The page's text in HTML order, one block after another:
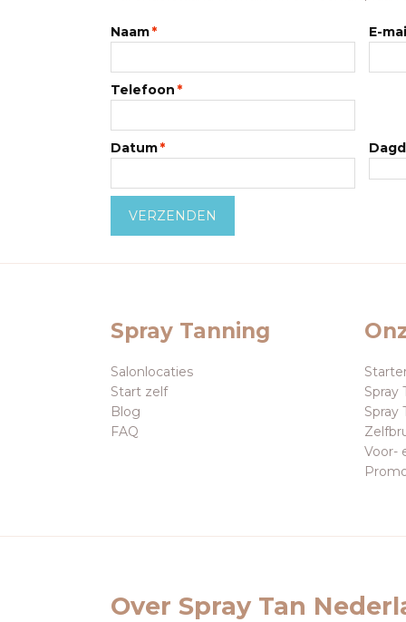
*
Naam E-
*
Telefoon
*
Datum
VERZENDEN
Spray Tanning
Salonlocaties
Start zelf
Blog
FAQ
Spray
Spray
Voor-
Over Spray Tan